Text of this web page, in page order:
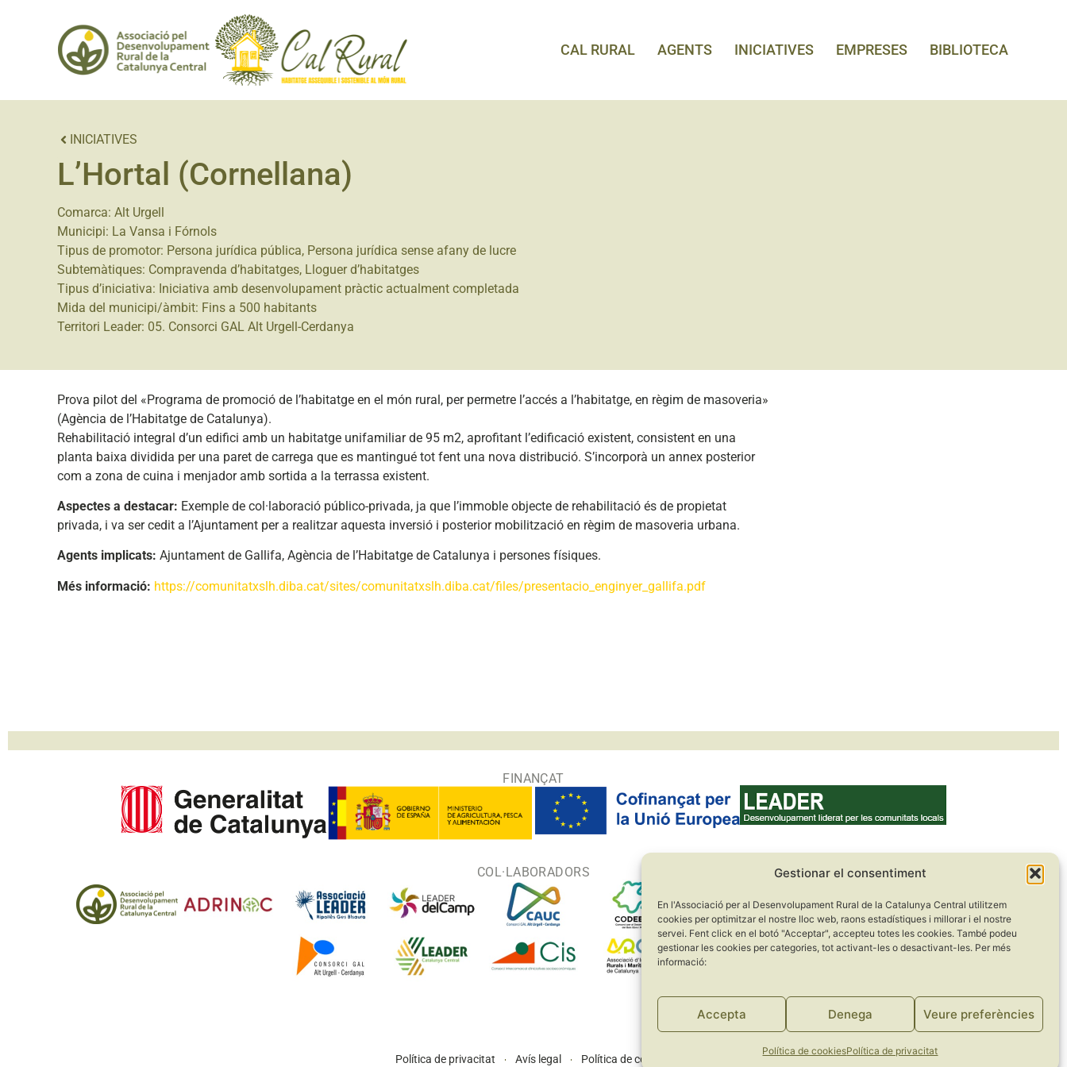
Gestionar el consentiment
En l'Associació per al Desenvolupament Rural de la Catalunya Central utilitzem
cookies per optimitzar el nostre lloc web, raons estadístiques i millorar i el nostre
servei. Fent click en el botó "Acceptar", accepteu totes les cookies. També podeu
gestionar les cookies per categories, tot activant-les o desactivant-les. Per més
informació:
Accepta Denega Veure preferències
Política de cookiesPolítica de privacitat
CAL RURAL AGENTS INICIATIVES EMPRESES BIBLIOTECA
INICIATIVES
L’Hortal (Cornellana)
Comarca: Alt Urgell
Municipi: La Vansa i Fórnols
Tipus de promotor: Persona jurídica pública, Persona jurídica sense afany de lucre
Subtemàtiques: Compravenda d’habitatges, Lloguer d’habitatges
Tipus d’iniciativa: Iniciativa amb desenvolupament pràctic actualment completada
Mida del municipi/àmbit: Fins a 500 habitants
Territori Leader: 05. Consorci GAL Alt Urgell-Cerdanya
Prova pilot del «Programa de promoció de l’habitatge en el món rural, per permetre l’accés a l’habitatge, en règim de masoveria»
(Agència de l’Habitatge de Catalunya).
Rehabilitació integral d’un edifici amb un habitatge unifamiliar de 95 m2, aprofitant l’edificació existent, consistent en una
planta baixa dividida per una paret de carrega que es mantingué tot fent una nova distribució. S’incorporà un annex posterior
com a zona de cuina i menjador amb sortida a la terrassa existent.
Aspectes a destacar: Exemple de col·laboració público-privada, ja que l’immoble objecte de rehabilitació és de propietat
privada, i va ser cedit a l’Ajuntament per a realitzar aquesta inversió i posterior mobilització en règim de masoveria urbana.
Agents implicats: Ajuntament de Gallifa, Agència de l’Habitatge de Catalunya i persones físiques.
Més informació: https://comunitatxslh.diba.cat/sites/comunitatxslh.diba.cat/files/presentacio_enginyer_gallifa.pdf
FINANÇAT
COL·LABORADORS
Política de privacitat Avís legal Política de cookies